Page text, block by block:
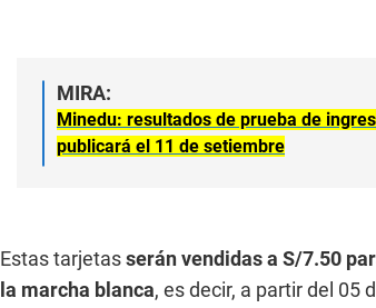
MIRA:
Minedu: resultados de prueba de
publicará el 11 de setiembre
Estas tarjetasserán vendidas a S/7.50
la marcha blanca, es decir, a partir del 05